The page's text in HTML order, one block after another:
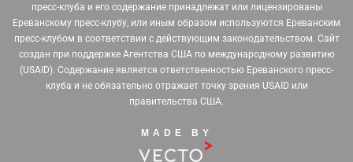
пресс-клуба и его содержание принадлежат или лицензированы
Ереванскому пресс-клубу, или иным образом используются Ереванским
пресс-клубом в соответствии с действующим законодательством. Сайт
создан при поддержке Агентства США по международному развитию
(USAID). Содержание является ответственностью Ереванского пресс-
клуба и не обязательно отражает точку зрения USAID или
правительства США.
MADE BY